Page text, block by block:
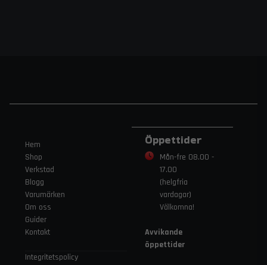
Hem
Shop
Verkstad
Blogg
Varumärken
Om oss
Guider
Kontakt
Integritetspolicy
Öppettider
Mån-fre 08.00 -
17.00
(helgfria
vardagar)
Välkomna!
Avvikande
öppettider